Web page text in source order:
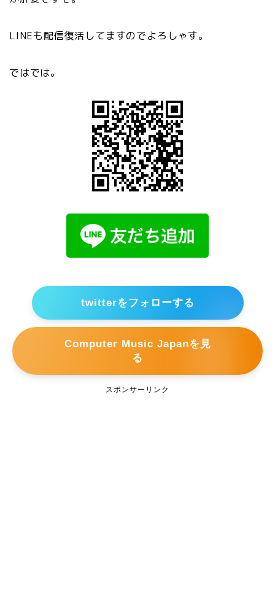
LINEも配信復活してますのでよろしゃす。
ではでは。
twitterをフォローする
Computer Music Japanを見
る
スポンサーリンク